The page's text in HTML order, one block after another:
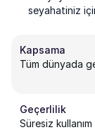
seyahatiniz
Kapsama
Tüm dünyada
Geçerlilik
Süresiz kullanım